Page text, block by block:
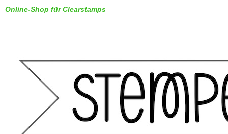
Online-Shop für Clearstamps